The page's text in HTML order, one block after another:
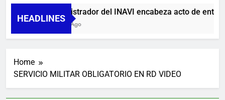
HEADLINES
Administrador del INAVI encabeza acto de
6 Horas Ago
Home
SERVICIO MILITAR OBLIGATORIO EN RD VIDEO